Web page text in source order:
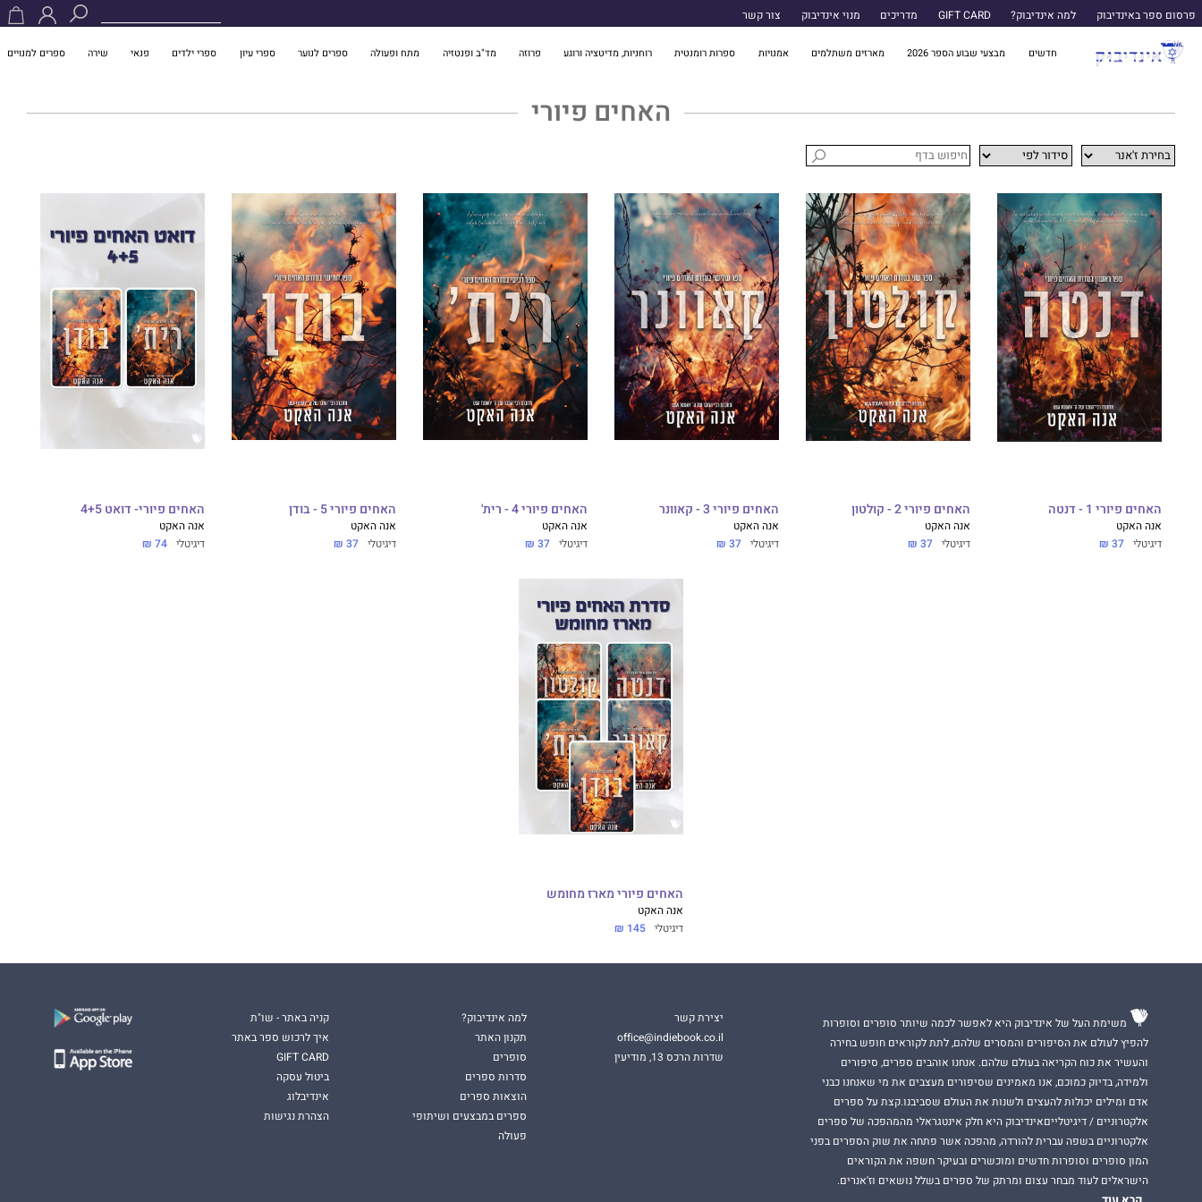
פרסום ספר באינדיבוק למה אינדיבוק? GIFT CARD מדריכים מנוי אינדיבוק צור קשר
חדשים מבצעי שבוע הספר 2026 מארזים משתלמים אמנויות ספרות רומנטית רוחניות, מדיטציה ורוגע פרוזה מד"ב ופנטזיה מתח ופעולה ספרים לנוער ספרי עיון ספרי ילדים פנאי שירה ספרים למנויים
האחים פיורי
האחים פיורי 1 - דנטה
אנה האקט
דיגיטלי 37 ₪
האחים פיורי 2 - קולטון
אנה האקט
דיגיטלי 37 ₪
האחים פיורי 3 - קאוונר
אנה האקט
דיגיטלי 37 ₪
האחים פיורי 4 - רית'
אנה האקט
דיגיטלי 37 ₪
האחים פיורי 5 - בודן
אנה האקט
דיגיטלי 37 ₪
האחים פיורי- דואט 4+5
אנה האקט
דיגיטלי 74 ₪
האחים פיורי מארז מחומש
אנה האקט
דיגיטלי 145 ₪
משימת העל של אינדיבוק היא לאפשר לכמה שיותר סופרים וסופרות
להפיץ לעולם את הסיפורים והמסרים שלהם, לתת לקוראים חופש בחירה
והעשיר את כוח הקריאה בעולם שלהם. אנחנו אוהבים ספרים, סיפורים
ולמידה, בדיוק כמוכם, אנו מאמינים שסיפורים מעצבים את מי שאנחנו כבני
אדם ומילים יכולות להעצים ולשנות את העולם שסביבנו.קצת על ספרים
אלקטרוניים / דיגיטלייםאינדיבוק היא חלק אינטגראלי מהמהפכה של ספרים
אלקטרוניים בשפה עברית להורדה, מהפכה אשר פתחה את שוק הספרים בפני
המון סופרים וסופרות חדשים ומוכשרים ובעיקר חשפה את הקוראים
הישראלים לעוד מבחר עצום ומרתק של ספרים בשלל נושאים וז'אנרים.
יצירת קשר
office@indiebook.co.il
שדרות הרכס 13, מודיעין
למה אינדיבוק?
תקנון האתר
סופרים
סדרות ספרים
הוצאות ספרים
ספרים במבצעים ושיתופי
פעולה
קניה באתר - שו"ת
איך לרכוש ספר באתר
GIFT CARD
ביטול עסקה
אינדיבלוג
הצהרת נגישות